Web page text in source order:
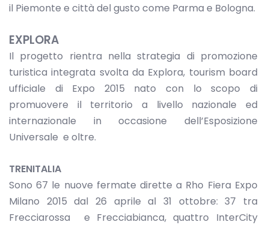
il Piemonte e città del gusto come Parma e Bologna.
EXPLORA
Il progetto rientra nella strategia di promozione
turistica integrata svolta da Explora, tourism board
ufficiale di Expo 2015 nato con lo scopo di
promuovere il territorio a livello nazionale ed
internazionale in occasione dell’Esposizione
Universale e oltre.
TRENITALIA
Sono 67 le nuove fermate dirette a Rho Fiera Expo
Milano 2015 dal 26 aprile al 31 ottobre: 37 tra
Frecciarossa e Frecciabianca, quattro InterCity